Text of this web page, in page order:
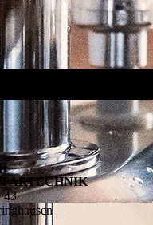
43